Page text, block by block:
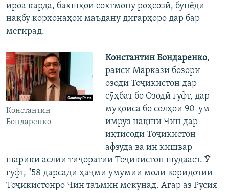
ироа карда, бахшҳои сохтмону роҳсозӣ, бунёди
нақбу корхонаҳои маъдану дигарҳоро дар бар
мегирад.
Константин
Бондаренко
Константин Бондаренко,
раиси Маркази бозори
озоди Тоҷикистон дар
сӯҳбат бо Озодӣ гуфт, дар
муқоиса бо солҳои 90-ум
имрӯз нақши Чин дар
иқтисоди Тоҷикистон
афзуда ва ин кишвар
шарики аслии тиҷоратии Тоҷикистон шудааст. Ӯ
гуфт, "58 дарсади ҳаҷми умумии моли воридотии
Тоҷикистонро Чин таъмин мекунад. Агар аз Русия